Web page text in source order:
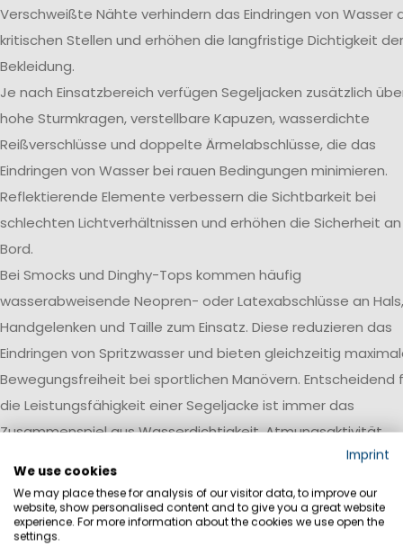
Verschweißte Nähte verhindern das Eindringen von Wasser
kritischen Stellen und erhöhen die langfristige Dichtigkeit der
Bekleidung.
Je nach Einsatzbereich verfügen Segeljacken zusätzlich
hohe Sturmkragen, verstellbare Kapuzen, wasserdichte
Reißverschlüsse und doppelte Ärmelabschlüsse, die das
Eindringen von Wasser bei rauen Bedingungen minimieren.
Reflektierende Elemente verbessern die Sichtbarkeit bei
schlechten Lichtverhältnissen und erhöhen die Sicherheit an
Bord.
Bei Smocks und Dinghy-Tops kommen häufig
wasserabweisende Neopren- oder Latexabschlüsse an Hals,
Handgelenken und Taille zum Einsatz. Diese reduzieren das
Eindringen von Spritzwasser und bieten gleichzeitig
Bewegungsfreiheit bei sportlichen Manövern. Entscheidend
die Leistungsfähigkeit einer Segeljacke ist immer das
Zusammenspiel aus Wasserdichtigkeit, Atmungsaktivität,
Robustheit und einer auf den jeweiligen Einsatzbereich
abgestimmten Ausstattung.
Wasserdichtigkeit
Imprint
We use cookies
We may place these for analysis of our visitor data, to improve our
website, show personalised content and to give you a great website
experience. For more information about the cookies we use open the
settings.